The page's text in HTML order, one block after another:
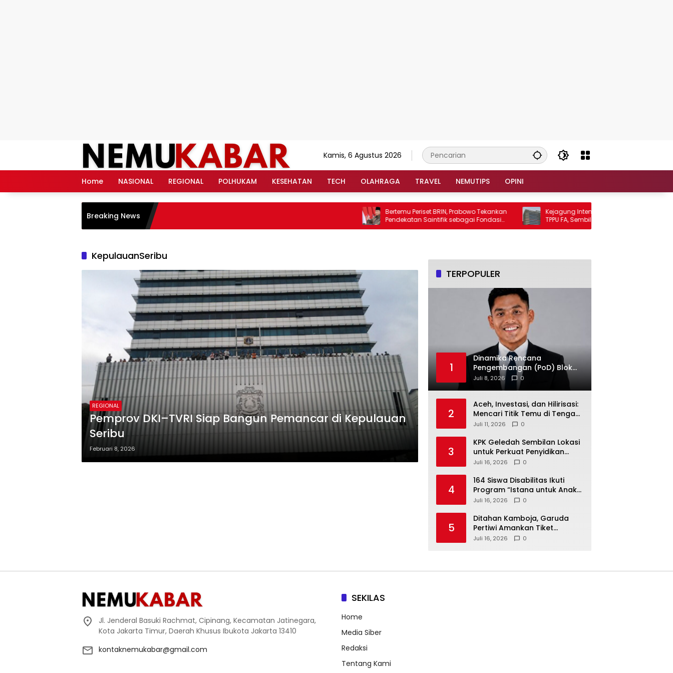
Kamis, 6 Agustus 2026
Home NASIONAL REGIONAL POLHUKAM KESEHATAN TECH OLAHRAGA TRAVEL NEMUTIPS OPINI
Breaking News
Bertemu Periset BRIN, Prabowo Tekankan
Pendekatan Saintifik sebagai Fondasi
Kemajuan Bangsa
Kejagung Intensifkan Penyidikan Dugaan
TPPU FA, Sembilan Saksi Diperiksa dan
Aset Ditelusuri
KepulauanSeribu
REGIONAL
Pemprov DKI–TVRI Siap Bangun Pemancar di Kepulauan
Seribu
Februari 8, 2026
TERPOPULER
1
Dinamika Rencana
Pengembangan (PoD) Blok
Andaman: Jangan Sampai
Harapan Investasi Aceh
Juli 8, 2026 0
2
Aceh, Investasi, dan Hilirisasi:
Mencari Titik Temu di Tengah
Polemik Blok Andaman
Juli 11, 2026 0
3
KPK Geledah Sembilan Lokasi
untuk Perkuat Penyidikan
Dugaan Pemerasan Bupati
Juli 16, 2026 0
4
164 Siswa Disabilitas Ikuti
Program “Istana untuk Anak
Sekolah”, Kenali Sejarah
Juli 16, 2026 0
5
Ditahan Kamboja, Garuda
Pertiwi Amankan Tiket
Semifinal Piala AFF Putri 2026
Juli 16, 2026 0
Jl. Jenderal Basuki Rachmat, Cipinang, Kecamatan Jatinegara,
Kota Jakarta Timur, Daerah Khusus Ibukota Jakarta 13410
kontaknemukabar@gmail.com
SEKILAS
Home
Media Siber
Redaksi
Tentang Kami